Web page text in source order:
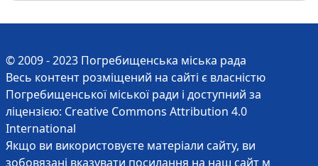
© 2009 - 2023 Погребищенська міська рада
Весь контент розміщений на сайті є власністю
Погребищенської міської ради і доступний за
ліцензією: Creative Commons Attribution 4.0
International
Якщо ви використовуєте матеріали сайту, ви
зобовязані вказувати посилання на наш сайт м